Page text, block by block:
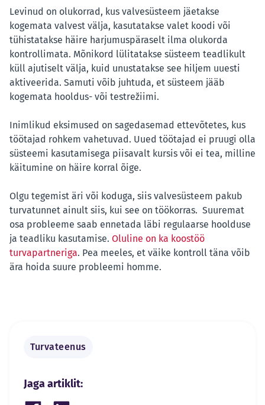
Levinud on olukorrad, kus valvesüsteem jäetakse
kogemata valvest välja, kasutatakse valet koodi või
tühistatakse häire harjumuspäraselt ilma olukorda
kontrollimata. Mõnikord lülitatakse süsteem teadlikult
küll ajutiselt välja, kuid unustatakse see hiljem uuesti
aktiveerida. Samuti võib juhtuda, et süsteem jääb
kogemata hooldus- või testrežiimi.
Inimlikud eksimused on sagedasemad ettevõtetes, kus
töötajad rohkem vahetuvad. Uued töötajad ei pruugi olla
süsteemi kasutamisega piisavalt kursis või ei tea, milline
käitumine on häire korral õige.
Olgu tegemist äri või koduga, siis valvesüsteem pakub
turvatunnet ainult siis, kui see on töökorras. Suuremat
osa probleeme saab ennetada läbi regulaarse hoolduse
ja teadliku kasutamise. Oluline on ka koostöö
turvapartneriga. Pea meeles, et väike kontroll täna võib
ära hoida suure probleemi homme.
Turvateenus
Jaga artiklit: